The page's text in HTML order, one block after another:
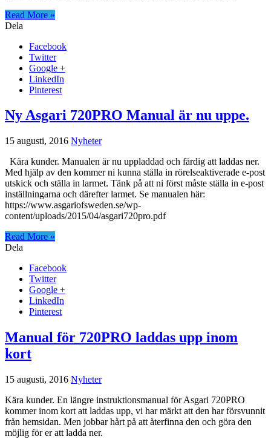
Read More »
Dela
Facebook
Twitter
Google +
LinkedIn
Pinterest
Ny Asgari 720PRO Manual är nu uppe.
15 augusti, 2016 Nyheter
Kära kunder. Manualen är nu uppladdad och färdig att laddas ner.
Med hjälp av den kommer ni kunna ställa in rörelseaktiverade e-post
utskick och ställa in larmet. Tänk på att ni först måste ställa in e-post
inställningarna och därefter larmet. Se manualen här:
https://www.asgariofsweden.se/wp-
content/uploads/2015/04/asgari720pro.pdf
Read More »
Dela
Facebook
Twitter
Google +
LinkedIn
Pinterest
Manual för 720PRO laddas upp inom
kort
15 augusti, 2016 Nyheter
Kära kunder. En längre instruktionsmanual för Asgari 720PRO
kommer inom kort att laddas upp, vi har märkt att den har försvunnit
från hemsidan. Men jobbar hårt på att återfinna den och göra den
möjlig för er att ladda ner.